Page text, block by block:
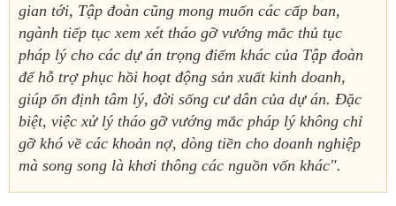
gian tới, Tập đoàn cũng mong muốn các cấp ban,
ngành tiếp tục xem xét tháo gỡ vướng mắc thủ tục
pháp lý cho các dự án trọng điểm khác của Tập đoàn
để hỗ trợ phục hồi hoạt động sản xuất kinh doanh,
giúp ổn định tâm lý, đời sống cư dân của dự án. Đặc
biệt, việc xử lý tháo gỡ vướng mắc pháp lý không chỉ
gỡ khó về các khoản nợ, dòng tiền cho doanh nghiệp
mà song song là khơi thông các nguồn vốn khác".